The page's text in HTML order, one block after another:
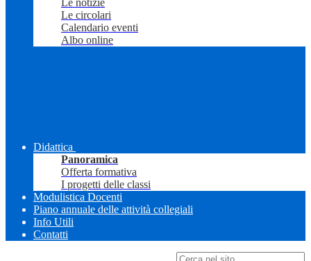
Le notizie
Le circolari
Calendario eventi
Albo online
Didattica
Panoramica
Offerta formativa
I progetti delle classi
Modulistica Docenti
Piano annuale delle attività collegiali
Info Utili
Contatti